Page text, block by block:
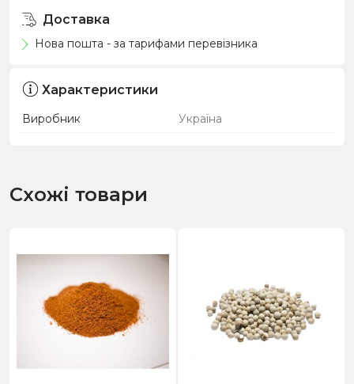
Доставка
Нова пошта - за тарифами перевізника
Характеристики
Виробник Україна
Схожі товари